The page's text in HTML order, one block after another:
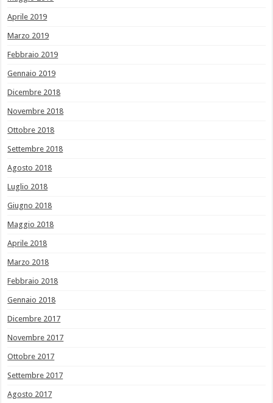
Aprile 2019
Marzo 2019
Febbraio 2019
Gennaio 2019
Dicembre 2018
Novembre 2018
Ottobre 2018
Settembre 2018
Agosto 2018
Luglio 2018
Giugno 2018
Maggio 2018
Aprile 2018
Marzo 2018
Febbraio 2018
Gennaio 2018
Dicembre 2017
Novembre 2017
Ottobre 2017
Settembre 2017
Agosto 2017